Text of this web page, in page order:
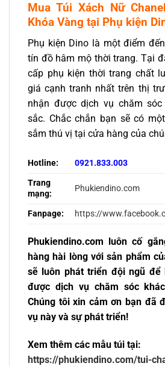
Mua Túi Xách Nữ
Khóa Vàng tại Phụ kiện
Phụ kiện Dino là một điểm
tín đồ hâm mộ thời trang. Tại
cấp phụ kiện thời trang chất
giá cạnh tranh nhất trên thị
nhận được dịch vụ chăm
sắc. Chắc chắn bạn sẽ có
sắm thú vị tại cửa hàng của
Hotline:
0921.833.003
Trang
mạng:
Phukiendino.com
Fanpage: https://
Phukiendino.com luôn cố
hàng hài lòng với sản phẩm
sẽ luôn phát triển đội ngũ để
được dịch vụ chăm sóc
Chúng tôi xin cảm ơn bạn đã
vụ này và sự phát triển!
Xem thêm các mẫu túi tại:
https://phukiendino.com/tui-